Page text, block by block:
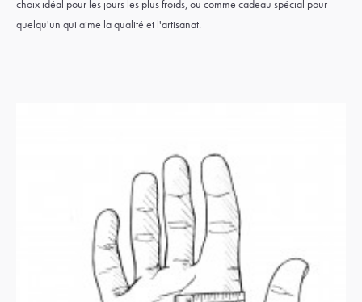
choix idéal pour les jours les plus froids, ou comme cadeau spécial pour
quelqu'un qui aime la qualité et l'artisanat.